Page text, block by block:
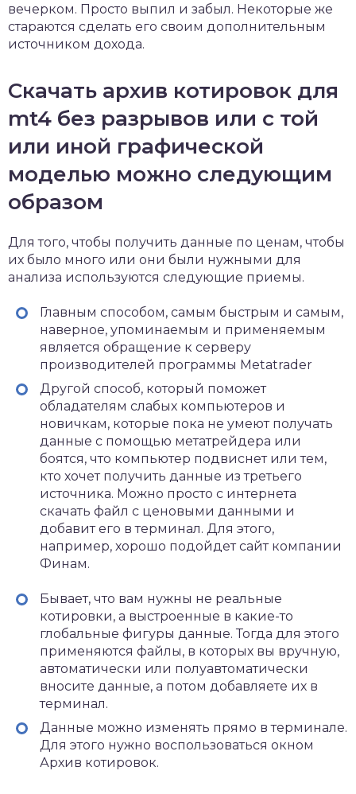
вечерком. Просто выпил и забыл. Некоторые же
стараются сделать его своим дополнительным
источником дохода.
Скачать архив котировок для
mt4 без разрывов или с той
или иной графической
моделью можно следующим
образом
Для того, чтобы получить данные по ценам, чтобы
их было много или они были нужными для
анализа используются следующие приемы.
Главным способом, самым быстрым и самым,
наверное, упоминаемым и применяемым
является обращение к серверу
производителей программы Metatrader
Другой способ, который поможет
обладателям слабых компьютеров и
новичкам, которые пока не умеют получать
данные с помощью метатрейдера или
боятся, что компьютер подвиснет или тем,
кто хочет получить данные из третьего
источника. Можно просто с интернета
скачать файл с ценовыми данными и
добавит его в терминал. Для этого,
например, хорошо подойдет сайт компании
Финам.
Бывает, что вам нужны не реальные
котировки, а выстроенные в какие-то
глобальные фигуры данные. Тогда для этого
применяются файлы, в которых вы вручную,
автоматически или полуавтоматически
вносите данные, а потом добавляете их в
терминал.
Данные можно изменять прямо в терминале.
Для этого нужно воспользоваться окном
Архив котировок.